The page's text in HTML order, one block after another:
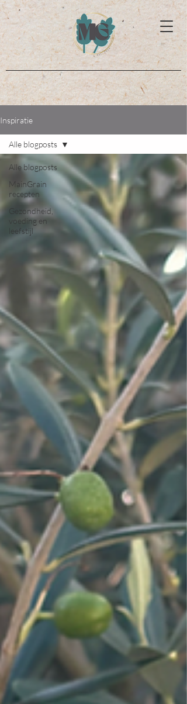
Inspiratie
Alle blogposts
MainGrain
recepten
Gezondheid,
voeding en
leefstijl
Alle blogposts